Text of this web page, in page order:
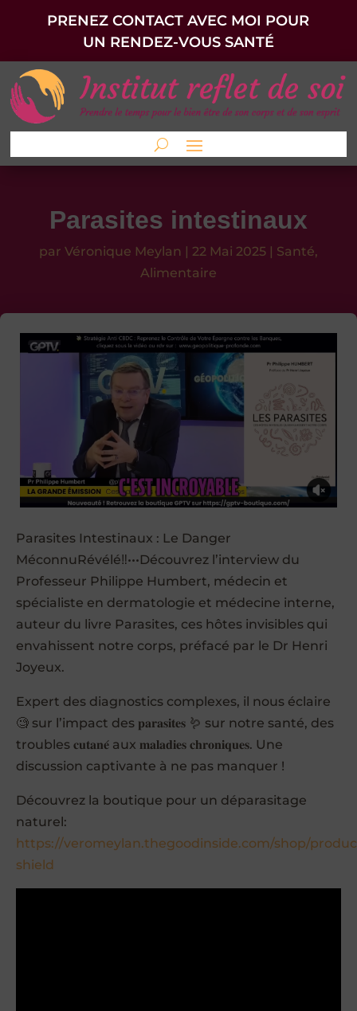
PRENEZ CONTACT AVEC MOI POUR
UN RENDEZ-VOUS SANTÉ
Parasites intestinaux
par Véronique Meylan | 22 Mai 2025| Santé,
Alimentaire
Parasites Intestinaux : Le Danger
MéconnuRévélé‼️•••Découvrez l’interview du
Professeur Philippe Humbert, médecin et
spécialiste en dermatologie et médecine interne,
auteur du livre Parasites, ces hôtes invisibles qui
envahissent notre corps, préfacé par le Dr Henri
Joyeux.
Expert des diagnostics complexes, il nous éclaire
🧐 sur l’impact des 𝐩𝐚𝐫𝐚𝐬𝐢𝐭𝐞𝐬 🪱 sur notre santé, des
troubles 𝐜𝐮𝐭𝐚𝐧𝐞́ aux 𝐦𝐚𝐥𝐚𝐝𝐢𝐞𝐬 𝐜𝐡𝐫𝐨𝐧𝐢𝐪𝐮𝐞𝐬. Une
discussion captivante à ne pas manquer !
Découvrez la boutique pour un déparasitage
naturel:
https://veromeylan.thegoodinside.com/shop/
shield